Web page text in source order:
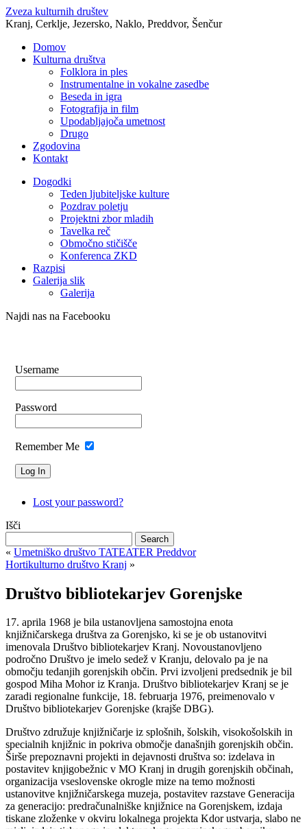
Zveza kulturnih društev
Kranj, Cerklje, Jezersko, Naklo, Preddvor, Šenčur
Domov
Kulturna društva
Folklora in ples
Instrumentalne in vokalne zasedbe
Beseda in igra
Fotografija in film
Upodabljajoča umetnost
Drugo
Zgodovina
Kontakt
Dogodki
Teden ljubiteljske kulture
Pozdrav poletju
Projektni zbor mladih
Tavelka reč
Območno stičišče
Konferenca ZKD
Razpisi
Galerija slik
Galerija
Najdi nas na Facebooku
Username
Password
Remember Me
Lost your password?
Išči
« Umetniško društvo TATEATER Preddvor
Hortikulturno društvo Kranj »
Društvo bibliotekarjev Gorenjske
17. aprila 1968 je bila ustanovljena samostojna enota
knjižničarskega društva za Gorenjsko, ki se je ob ustanovitvi
imenovala Društvo bibliotekarjev Kranj. Novoustanovljeno
področno Društvo je imelo sedež v Kranju, delovalo pa je na
območju tedanjih gorenjskih občin. Prvi izvoljeni predsednik je bil
gospod Miha Mohor iz Kranja. Društvo bibliotekarjev Kranj se je
zaradi regionalne funkcije, 18. februarja 1976, preimenovalo v
Društvo bibliotekarjev Gorenjske (krajše DBG).
Društvo združuje knjižničarje iz splošnih, šolskih, visokošolskih in
specialnih knjižnic in pokriva območje današnjih gorenjskih občin.
Širše prepoznavni projekti in dejavnosti društva so: izdelava in
postavitev knjigobežnic v MO Kranj in drugih gorenjskih občinah,
organizacija vseslovenske okrogle mize na temo možnosti
ustanovitve knjižničarskega muzeja, postavitev razstave Generacija
za generacijo: predračunalniške knjižnice na Gorenjskem, izdaja
tiskane zloženke v okviru lokalnega projekta Kdor ustvarja, slabo ne